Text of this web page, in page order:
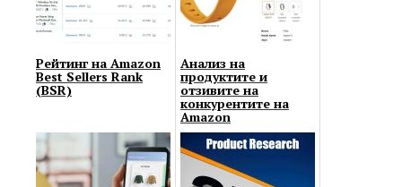
Рейтинг на Amazon
Best Sellers Rank
(BSR)
Анализ на
продуктите и
отзивите на
конкурентите на
Amazon